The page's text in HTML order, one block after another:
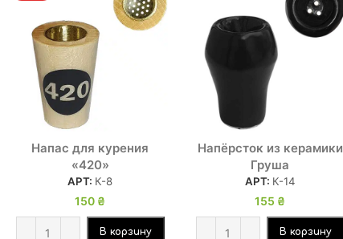
Напас для курения
«420»
АРТ: К-8
150 ₴
В корзину
Напёрсток из керамики
Груша
АРТ: К-14
155 ₴
В корзину